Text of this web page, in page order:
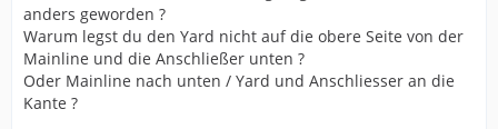
anders geworden ?
Warum legst du den Yard nicht auf die obere Seite von der
Mainline und die Anschließer unten ?
Oder Mainline nach unten / Yard und Anschliesser an die
Kante ?